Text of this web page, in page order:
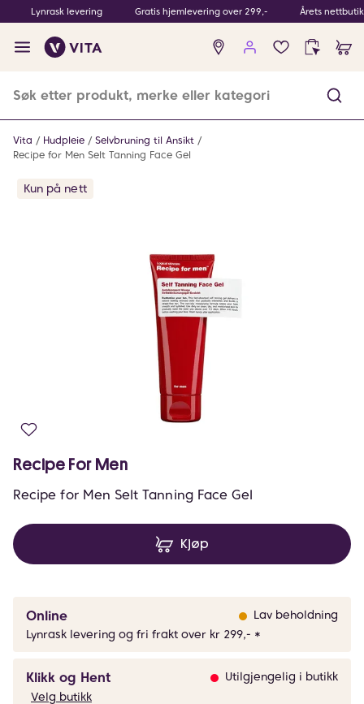
Lynrask levering Gratis hjemlevering over 299,- Årets
Ingen
produkter
Vita Hudpleie
Selvbruning til Ansikt
Recipe for Men Selt Tanning Face Gel
Kun på nett
Recipe For Men
Recipe for Men Selt Tanning Face Gel
Kjøp
Online
Lav beholdning
Lynrask levering og fri frakt over kr 299,- *
Klikk og Hent
Utilgjengelig i butikk
Velg butikk